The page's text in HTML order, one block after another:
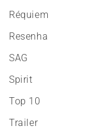
Réquiem
Resenha
SAG
Spirit
Top 10
Trailer